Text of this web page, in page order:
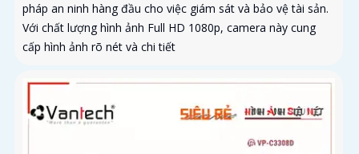
pháp an ninh hàng đầu cho việc giám sát và bảo vệ tài sản.
Với chất lượng hình ảnh Full HD 1080p, camera này cung
cấp hình ảnh rõ nét và chi tiết